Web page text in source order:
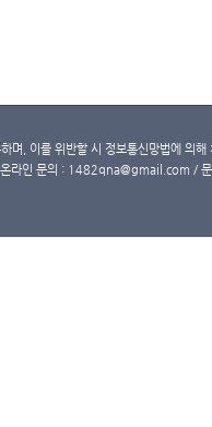
며, 이를 위반할 시 정보통신망법에 의
라인 문의 : 1482qna@gmail.com /